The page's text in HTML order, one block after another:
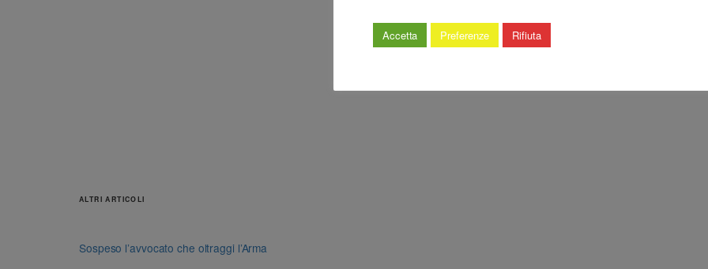
ALTRI ARTICOLI
Sospeso l’avvocato che oltraggi l’Arma
Accetta Preferenze Rifiuta